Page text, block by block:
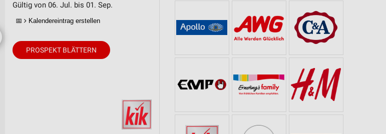
Gültig von 06. Jul. bis 01. Sep.
📅 Kalendereintrag erstellen
PROSPEKT BLÄTTERN